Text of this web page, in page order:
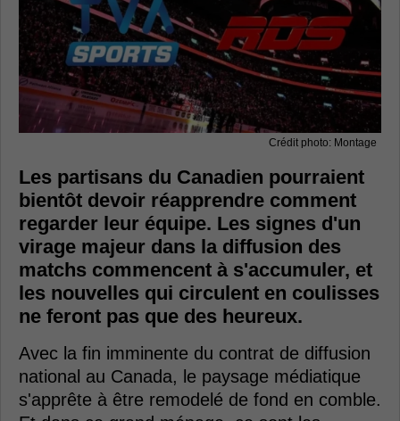
Crédit photo: Montage
Les partisans du Canadien pourraient
bientôt devoir réapprendre comment
regarder leur équipe. Les signes d'un
virage majeur dans la diffusion des
matchs commencent à s'accumuler, et
les nouvelles qui circulent en coulisses
ne feront pas que des heureux.
Avec la fin imminente du contrat de diffusion
national au Canada, le paysage médiatique
s'apprête à être remodelé de fond en comble.